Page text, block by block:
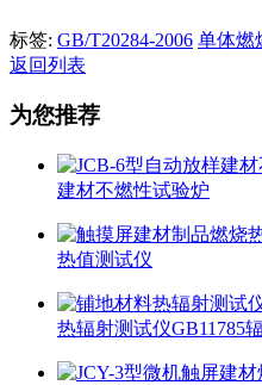
标签: GB/T20284-2006 单体燃
返回列表
为您推荐
建材不燃性试验炉
热值测试仪
热辐射测试仪GB11785